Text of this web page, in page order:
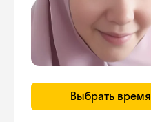
Выбрать время